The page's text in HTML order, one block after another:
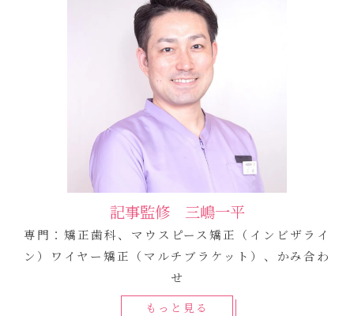
記事監修 三嶋一平
専門：矯正歯科、マウスピース矯正（インビザライ
ン）ワイヤー矯正（マルチブラケット）、かみ合わ
せ
もっと見る